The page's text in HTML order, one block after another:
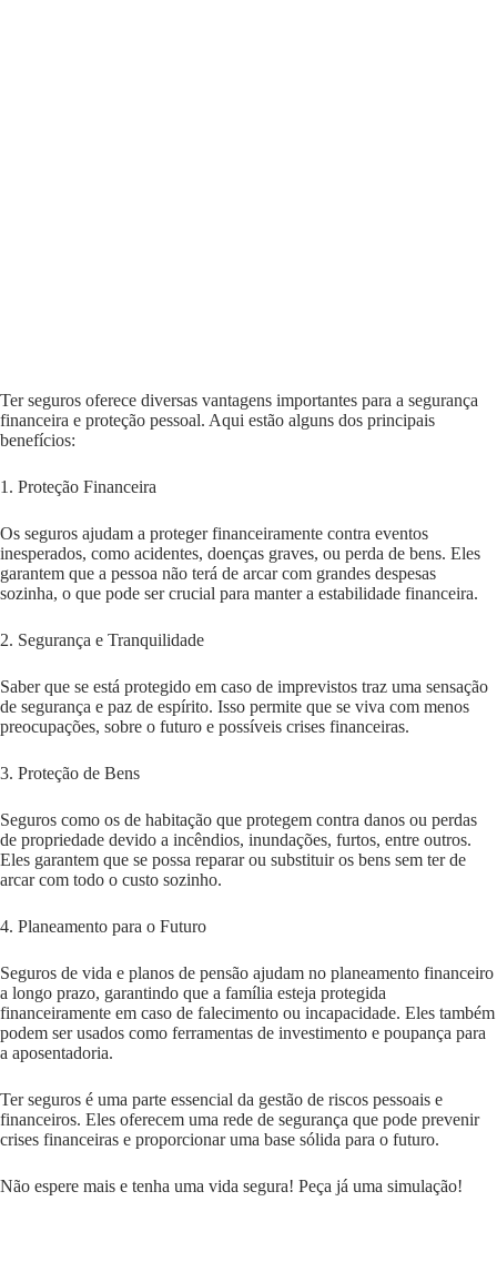
Ter seguros oferece diversas vantagens importantes para a segurança
financeira e proteção pessoal. Aqui estão alguns dos principais
benefícios:
1. Proteção Financeira
Os seguros ajudam a proteger financeiramente contra eventos
inesperados, como acidentes, doenças graves, ou perda de bens. Eles
garantem que a pessoa não terá de arcar com grandes despesas
sozinha, o que pode ser crucial para manter a estabilidade financeira.
2. Segurança e Tranquilidade
Saber que se está protegido em caso de imprevistos traz uma sensação
de segurança e paz de espírito. Isso permite que se viva com menos
preocupações, sobre o futuro e possíveis crises financeiras.
3. Proteção de Bens
Seguros como os de habitação que protegem contra danos ou perdas
de propriedade devido a incêndios, inundações, furtos, entre outros.
Eles garantem que se possa reparar ou substituir os bens sem ter de
arcar com todo o custo sozinho​.
4. Planeamento para o Futuro
Seguros de vida e planos de pensão ajudam no planeamento financeiro
a longo prazo, garantindo que a família esteja protegida
financeiramente em caso de falecimento ou incapacidade. Eles também
podem ser usados como ferramentas de investimento e poupança para
a aposentadoria.
Ter seguros é uma parte essencial da gestão de riscos pessoais e
financeiros. Eles oferecem uma rede de segurança que pode prevenir
crises financeiras e proporcionar uma base sólida para o futuro.
Não espere mais e tenha uma vida segura! Peça já uma simulação!